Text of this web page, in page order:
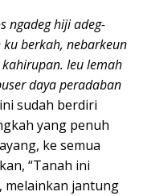
ngadeg hiji adeg-
berkah, nebarkeun
Ieu lemah
daya peradaban
sudah berdiri
yang penuh
ke semua
“Tanah ini
melainkan jantung